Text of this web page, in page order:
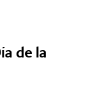
de la